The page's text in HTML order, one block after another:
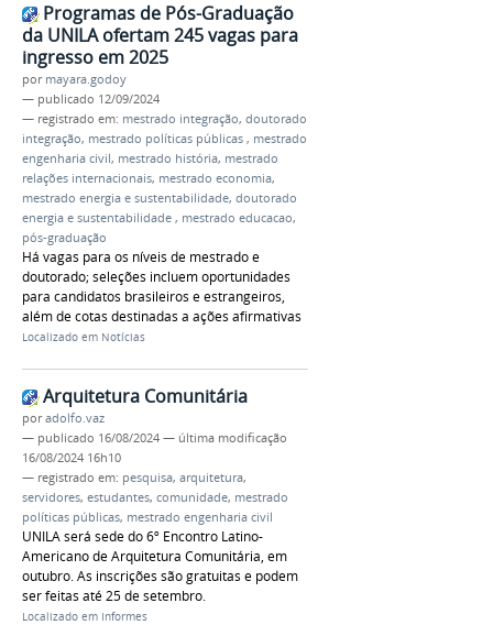
Programas de Pós-Graduação
da UNILA ofertam 245 vagas para
ingresso em 2025
por mayara.godoy
— publicado 12/09/2024
— registrado em: mestrado integração, doutorado
integração, mestrado políticas públicas , mestrado
engenharia civil, mestrado história, mestrado
relações internacionais, mestrado economia,
mestrado energia e sustentabilidade, doutorado
energia e sustentabilidade , mestrado educacao,
pós-graduação
Há vagas para os níveis de mestrado e
doutorado; seleções incluem oportunidades
para candidatos brasileiros e estrangeiros,
além de cotas destinadas a ações afirmativas
Localizado em Notícias
Arquitetura Comunitária
poradolfo.vaz
— publicado 16/08/2024 — última modificação
16/08/2024 16h10
— registrado em: pesquisa, arquitetura,
servidores, estudantes, comunidade, mestrado
políticas públicas, mestrado engenharia civil
UNILA será sede do 6º Encontro Latino-
Americano de Arquitetura Comunitária, em
outubro. As inscrições são gratuitas e podem
ser feitas até 25 de setembro.
Localizado em Informes